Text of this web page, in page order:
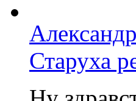
Старуха